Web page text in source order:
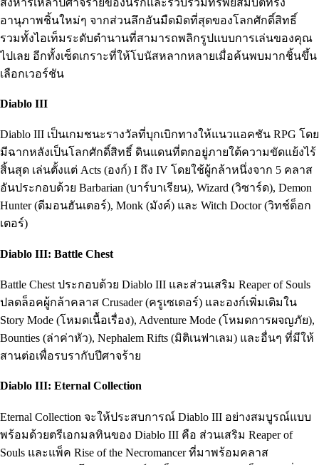
สังหารเหล่าปีศาจร้ายของนรกและรวบรวมทรัพย์สมบัติทรง
อานุภาพชิ้นใหม่ๆ จากส่วนลึกอันมืดมิดที่สุดของโลกศักดิ์สิทธิ์
รวมทั้งไอเท็มระดับตำนานที่สามารถพลิกรูปแบบการเล่นของคุณ
ไปเลย อีกทั้งเซ็ดเกราะที่ให้โบนัสหลากหลายเมื่อค้นพบมากชิ้นขึ้น
เลือกเวอร์ชัน
Diablo III
Diablo III เป็นเกมชนะรางวัลที่บุกเบิกทางให้แนวแอคชัน RPG โดย
มีฉากหลังเป็นโลกศักดิ์สิทธิ์ ดินแดนที่ตกอยู่ภายใต้ความขัดแย้งไร้
สิ้นสุด เล่นตั้งแต่ Acts (องก์) I ถึง IV โดยใช้ผู้กล้าหนึ่งจาก 5 คลาส
อันประกอบด้วย Barbarian (บาร์บาเรียน), Wizard (วิซาร์ด), Demon
Hunter (ดีมอนฮันเตอร์), Monk (มังค์) และ Witch Doctor (วิทช์ด็อก
เตอร์)
Diablo III: Battle Chest
Battle Chest ประกอบด้วย Diablo III และส่วนเสริม Reaper of Souls
ปลดล็อคผู้กล้าคลาส Crusader (ครูเซเดอร์) และองก์เพิ่มเติมใน
Story Mode (โหมดเนื้อเรื่อง), Adventure Mode (โหมดการผจญภัย),
Bounties (ล่าค่าหัว), Nephalem Rifts (มิติเนฟาเลม) และอื่นๆ ที่มีให้
สานต่อเพื่อรบรากับปีศาจร้าย
Diablo III: Eternal Collection
Eternal Collection จะให้ประสบการณ์ Diablo III อย่างสมบูรณ์แบบ
พร้อมด้วยตรีเอกมลทินของ Diablo III คือ ส่วนเสริม Reaper of
Souls และแพ็ค Rise of the Necromancer ที่มาพร้อมคลาส